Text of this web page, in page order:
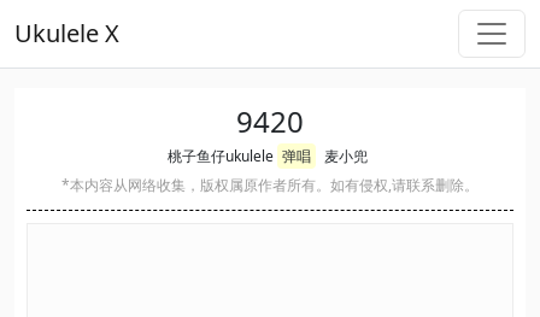
Ukulele X
9420
桃子鱼仔ukulele 弹唱
麦小兜
*本内容从网络收集，版权属原作者所有。如有侵权,请联系删除。